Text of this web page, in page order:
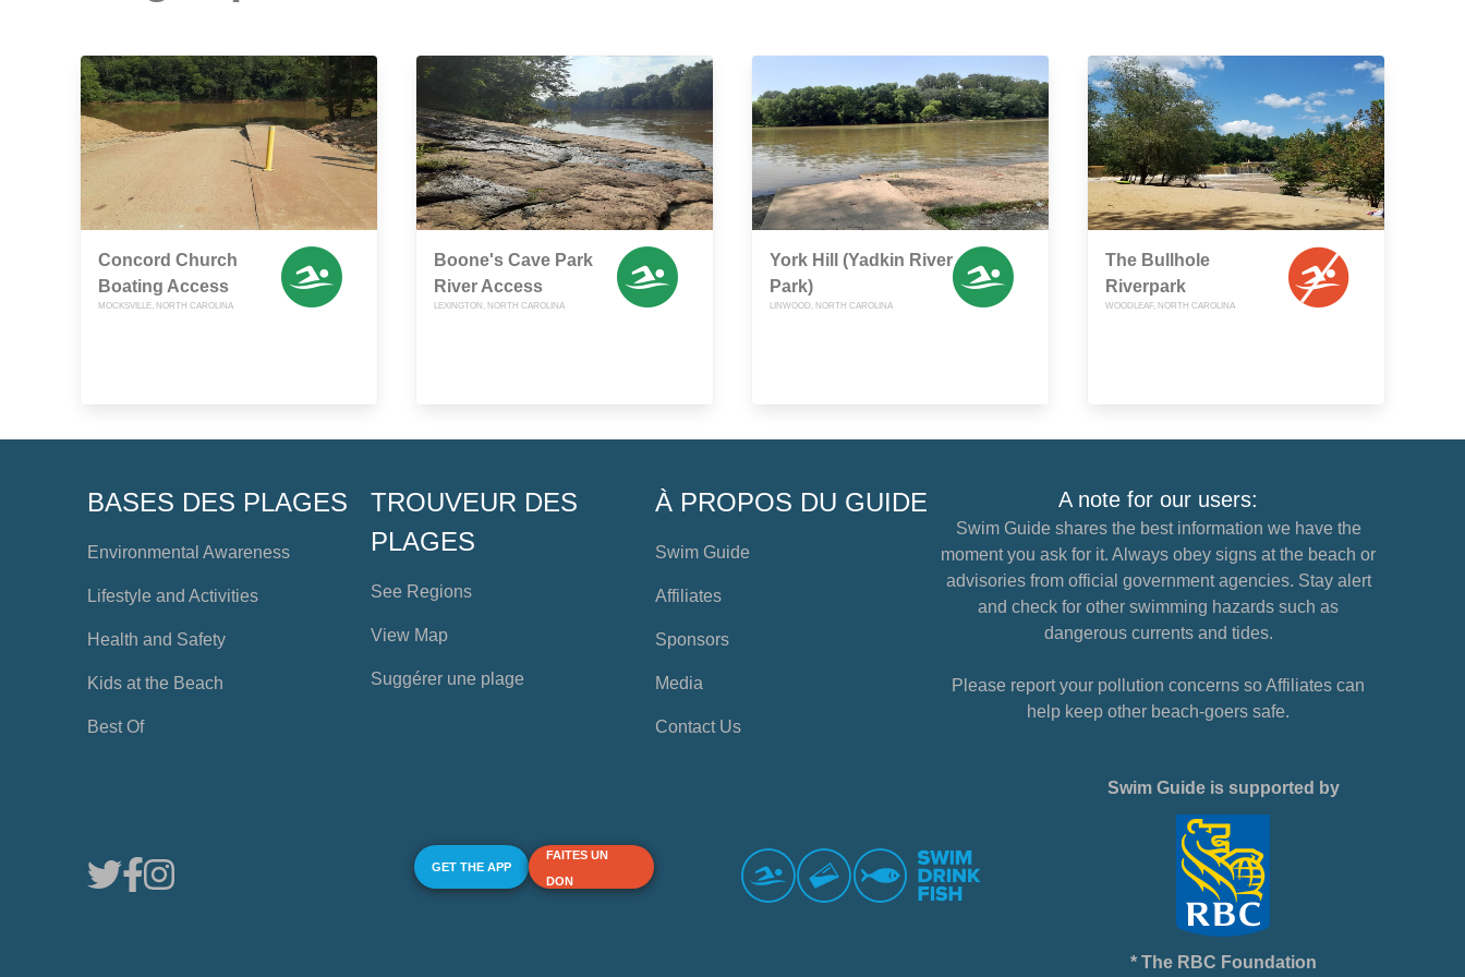
Concord Church
Boating Access
MOCKSVILLE, NORTH CAROLINA
Boone's Cave Park
River Access
LEXINGTON, NORTH CAROLINA
York Hill (Yadkin River
Park)
LINWOOD, NORTH CAROLINA
The Bullhole
Riverpark
WOODLEAF, NORTH CAROLINA
BASES DES PLAGES
Environmental Awareness
Lifestyle and Activities
Health and Safety
Kids at the Beach
Best Of
TROUVEUR DES
PLAGES
See Regions
View Map
Suggérer une plage
À PROPOS DU GUIDE
Swim Guide
Affiliates
Sponsors
Media
Contact Us
A note for our users:
Swim Guide shares the best information we have the
moment you ask for it. Always obey signs at the beach or
advisories from official government agencies. Stay alert
and check for other swimming hazards such as
dangerous currents and tides.
Please report your pollution concerns so Affiliates can
help keep other beach-goers safe.
GET THE APP
FAITES UN
DON
Swim Guide is supported by
* The RBC Foundation